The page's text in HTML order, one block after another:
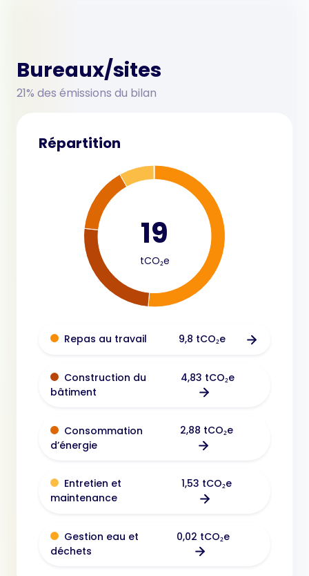
Bureaux/sites
21% des émissions du bilan
Répartition
19
tCO₂e
Repas au travail 9,8 tCO₂e
Construction du
bâtiment
4,83 tCO₂e
Consommation
d’énergie
2,88 tCO₂e
Entretien et
maintenance
1,53 tCO₂e
Gestion eau et
déchets
0,02 tCO₂e